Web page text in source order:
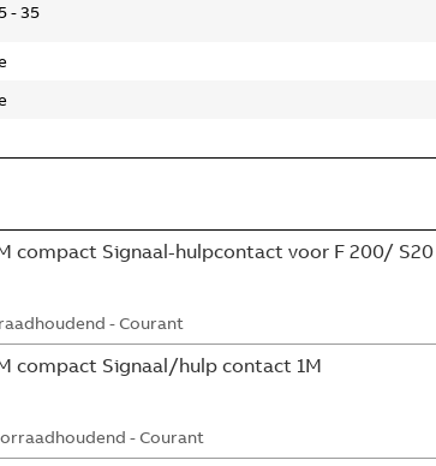
- 35
compact Signaal-hulpcontact voor F 200/ S20
- Courant
compact Signaal/hulp contact 1M
- Courant